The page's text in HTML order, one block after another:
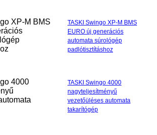
TASKI Swingo XP-M BMS
EURO új generációs
automata súrológép
padlótisztításhoz
TASKI Swingo 4000
nagyteljesítményű
vezetőüléses automata
takarítógép